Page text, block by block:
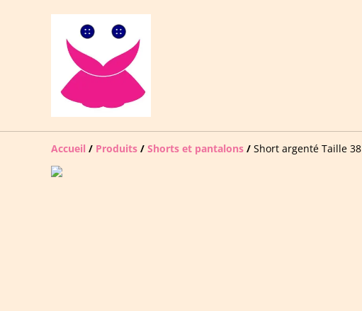
Accueil / Produits / Shorts et pantalons / Short argenté Taille 38